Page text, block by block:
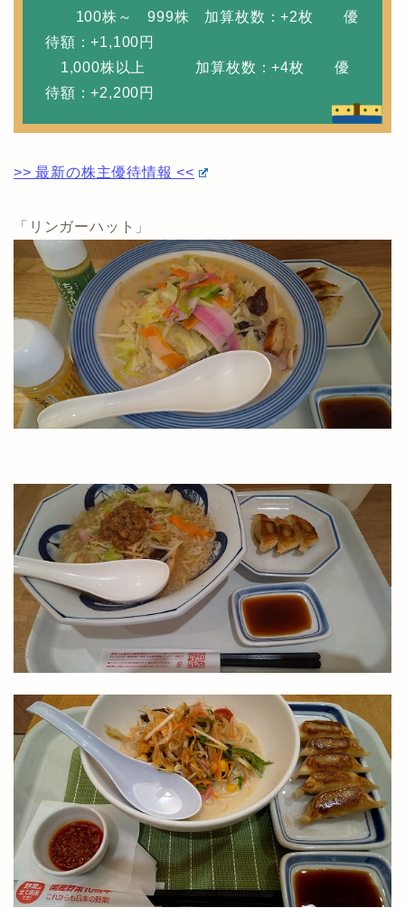
100株～ 999株 加算枚数：+2枚 優
待額：+1,100円
1,000株以上 加算枚数：+4枚 優
待額：+2,200円
>> 最新の株主優待情報 <<
「リンガーハット」